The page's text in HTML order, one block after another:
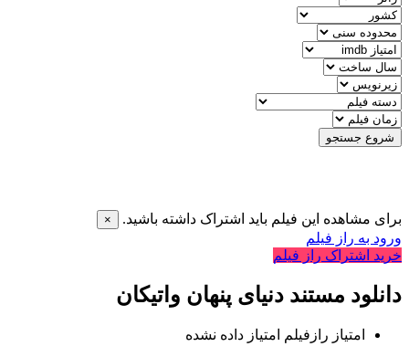
شروع جستجو
برای مشاهده این فیلم باید اشتراک داشته باشید. ×
ورود به راز فیلم
خرید اشتراک راز فیلم
دانلود مستند دنیای پنهان واتیکان
امتیاز رازفیلم امتیاز داده نشده